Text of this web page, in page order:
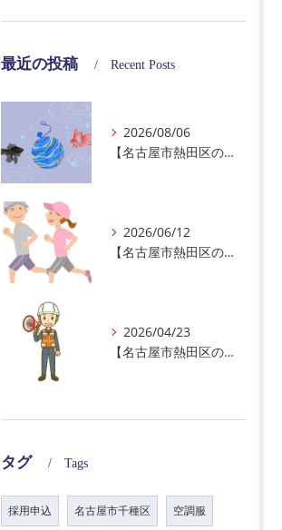
最近の投稿 Recent Posts
2026/08/06
【名古屋市熱田区の警備会社】夏季休業のお知らせ
2026/06/12
【名古屋市熱田区の警備会社】暑熱順化で熱中症対策を！
2026/04/23
【名古屋市熱田区の警備会社】GWの面接状況について！
タグ Tags
採用申込 名古屋市千種区 空調服